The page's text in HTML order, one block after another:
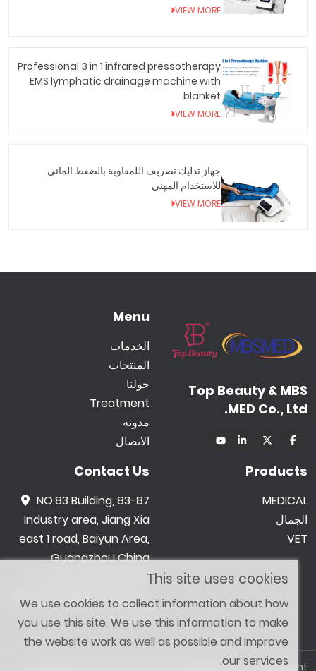
VIEW MORE
Professional 3 in 1 infrared pressotherapy
EMS lymphatic drainage machine with
blanket
VIEW MORE
جهاز تدليك تصريف اللمفاوية بالضغط المائي
للاستخدام المهني
VIEW MORE
Top Beauty & MBS
MED Co., Ltd.
Menu
الخدمات
المنتجات
حولنا
Treatment
مدونة
الاتصال
Products
MEDICAL
الجمال
VET
Contact Us
NO.83 Building, 83-87
Industry area, Jiang Xia
east 1 road, Baiyun Area,
Guangzhou China
0086 -18602015159
jetwong@tbbeauty.c
Copyright © 2026 Top Beauty & MBS MED Co., Ltd. All Right
This site uses cookies
We use cookies to collect information about how
you use this site. We use this information to make
the website work as well as possible and improve
our services.